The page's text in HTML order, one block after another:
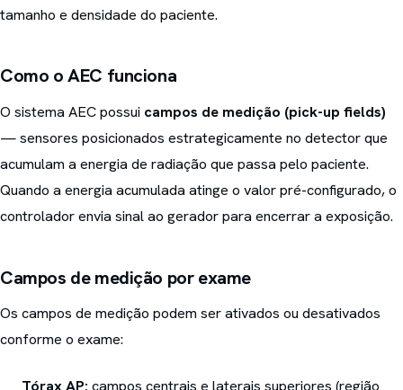
tamanho e densidade do paciente.
Como o AEC funciona
O sistema AEC possui campos de medição (pick-up fields)
— sensores posicionados estrategicamente no detector que
acumulam a energia de radiação que passa pelo paciente.
Quando a energia acumulada atinge o valor pré-configurado, o
controlador envia sinal ao gerador para encerrar a exposição.
Campos de medição por exame
Os campos de medição podem ser ativados ou desativados
conforme o exame:
Tórax AP: campos centrais e laterais superiores (região